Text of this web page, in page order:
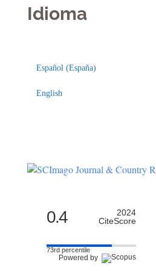
Idioma
Español (España)
English
Indexaciones
0.4
2024
CiteScore
73rd percentile
Powered by
Licencia